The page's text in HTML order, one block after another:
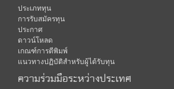
ประเภททุน
การรับสมัครทุน
ประกาศ
ดาวน์โหลด
เกณฑ์การตีพิมพ์
แนวทางปฏิบัติสำหรับผู้ได้รับทุน
ความร่วมมือระหว่างประเทศ